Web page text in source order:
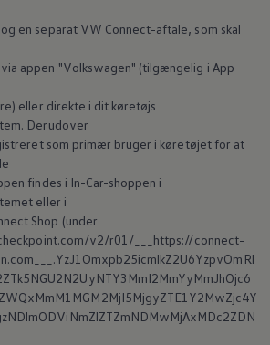
en separat VW Connect-aftale, som skal
via appen "Volkswagen" (tilgængelig i App
eller direkte i dit køretøjs
Derudover
som primær bruger i køretøjet for at
findes i In-Car-shoppen i
eller i
Shop (under
v2/r01/___https://connect-